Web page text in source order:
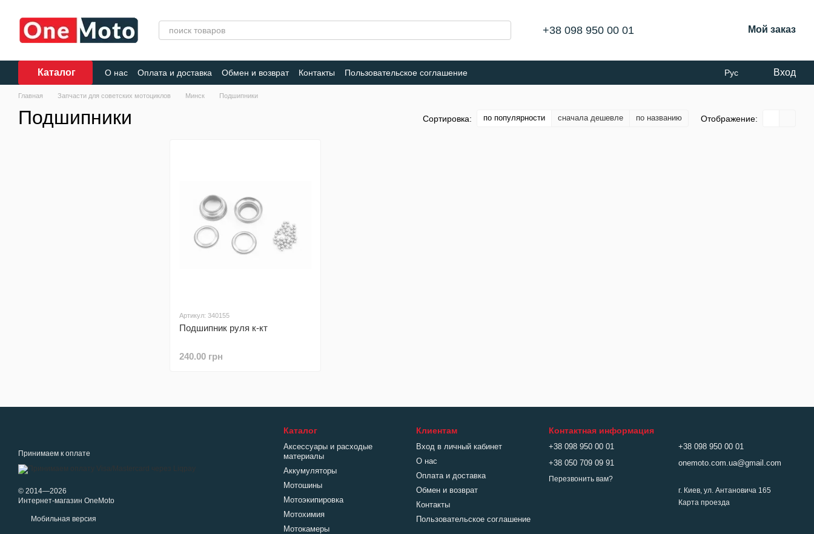
+38 098 950 00 01 Мой заказ
Каталог О нас Оплата и доставка Обмен и возврат Контакты Пользовательское соглашение Рус Вход
Главная Запчасти для советских мотоциклов Минск Подшипники
Подшипники Сортировка: по популярности сначала дешевле по названию Отображение:
Артикул: 340155
Подшипник руля к-кт
240.00 грн
Принимаем к оплате
© 2014—2026
Интернет-магазин OneMoto
Мобильная версия
Каталог
Аксессуары и расходые
материалы
Аккумуляторы
Мотошины
Мотоэкипировка
Мотохимия
Мотокамеры
Клиентам
Вход в личный кабинет
О нас
Оплата и доставка
Обмен и возврат
Контакты
Пользовательское соглашение
Контактная информация
+38 098 950 00 01
+38 050 709 09 91
Перезвонить вам?
+38 098 950 00 01
onemoto.com.ua@gmail.com
г. Киев, ул. Антановича 165
Карта проезда